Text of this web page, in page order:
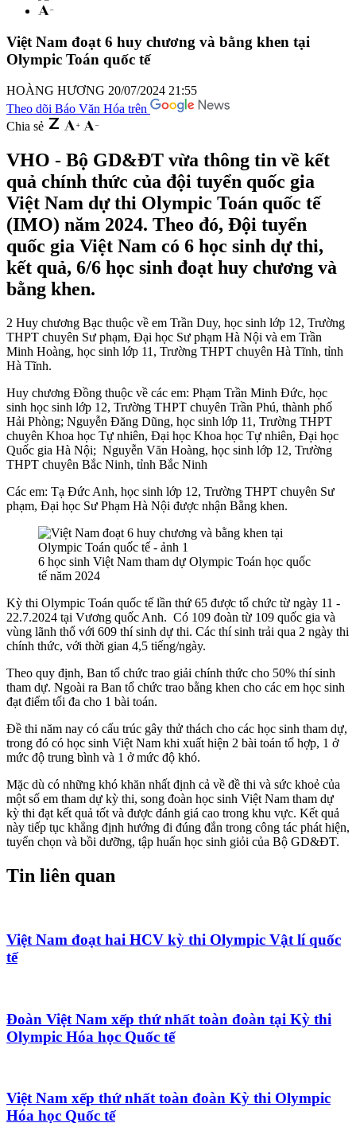
Việt Nam đoạt 6 huy chương và bằng khen tại
Olympic Toán quốc tế
HOÀNG HƯƠNG 20/07/2024 21:55
Theo dõi Báo Văn Hóa trên
Chia sẻ
VHO - Bộ GD&ĐT vừa thông tin về kết
quả chính thức của đội tuyển quốc gia
Việt Nam dự thi Olympic Toán quốc tế
(IMO) năm 2024. Theo đó, Đội tuyển
quốc gia Việt Nam có 6 học sinh dự thi,
kết quả, 6/6 học sinh đoạt huy chương và
bằng khen.
2 Huy chương Bạc thuộc về em Trần Duy, học sinh lớp 12, Trường
THPT chuyên Sư phạm, Đại học Sư phạm Hà Nội và em Trần
Minh Hoàng, học sinh lớp 11, Trường THPT chuyên Hà Tĩnh, tỉnh
Hà Tĩnh.
Huy chương Đồng thuộc về các em: Phạm Trần Minh Đức, học
sinh học sinh lớp 12, Trường THPT chuyên Trần Phú, thành phố
Hải Phòng; Nguyễn Đăng Dũng, học sinh lớp 11, Trường THPT
chuyên Khoa học Tự nhiên, Đại học Khoa học Tự nhiên, Đại học
Quốc gia Hà Nội; Nguyễn Văn Hoàng, học sinh lớp 12, Trường
THPT chuyên Bắc Ninh, tỉnh Bắc Ninh
Các em: Tạ Đức Anh, học sinh lớp 12, Trường THPT chuyên Sư
phạm, Đại học Sư Phạm Hà Nội được nhận Bằng khen.
6 học sinh Việt Nam tham dự Olympic Toán học quốc
tế năm 2024
Kỳ thi Olympic Toán quốc tế lần thứ 65 được tổ chức từ ngày 11 -
22.7.2024 tại Vương quốc Anh. Có 109 đoàn từ 109 quốc gia và
vùng lãnh thổ với 609 thí sinh dự thi. Các thí sinh trải qua 2 ngày thi
chính thức, với thời gian 4,5 tiếng/ngày.
Theo quy định, Ban tổ chức trao giải chính thức cho 50% thí sinh
tham dự. Ngoài ra Ban tổ chức trao bằng khen cho các em học sinh
đạt điểm tối đa cho 1 bài toán.
Đề thi năm nay có cấu trúc gây thử thách cho các học sinh tham dự,
trong đó có học sinh Việt Nam khi xuất hiện 2 bài toán tổ hợp, 1 ở
mức độ trung bình và 1 ở mức độ khó.
Mặc dù có những khó khăn nhất định cả về đề thi và sức khoẻ của
một số em tham dự kỳ thi, song đoàn học sinh Việt Nam tham dự
kỳ thi đạt kết quả tốt và được đánh giá cao trong khu vực. Kết quả
này tiếp tục khẳng định hướng đi đúng đắn trong công tác phát hiện,
tuyển chọn và bồi dưỡng, tập huấn học sinh giỏi của Bộ GD&ĐT.
Tin liên quan
Việt Nam đoạt hai HCV kỳ thi Olympic Vật lí quốc
tế
Đoàn Việt Nam xếp thứ nhất toàn đoàn tại Kỳ thi
Olympic Hóa học Quốc tế
Việt Nam xếp thứ nhất toàn đoàn Kỳ thi Olympic
Hóa học Quốc tế